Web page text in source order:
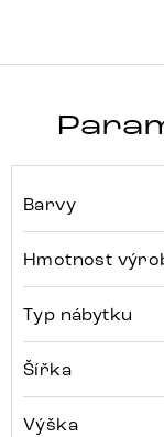
Barvy
Hmotnost
Typ nábytku
Šířka
Výška